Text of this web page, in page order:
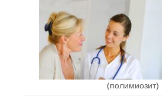
(полимиозит)